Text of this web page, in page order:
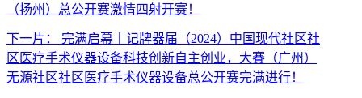
（扬州）总公开赛激情四射开赛！
下一片： 完满启幕丨记牌器届（2024）中国现代社区社
区医疗手术仪器设备科技创新自主创业，大賽（广州）
无源社区社区医疗手术仪器设备总公开赛完满进行！